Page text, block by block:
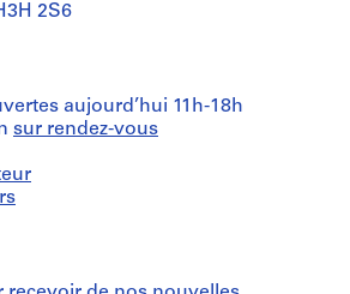
2S6
aujourd’hui 11h-18h
sur rendez-vous